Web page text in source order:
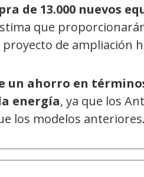
de 13.000 nuevos
que
de ampliación
un ahorro en
energía, ya que los
los modelos anteriores.